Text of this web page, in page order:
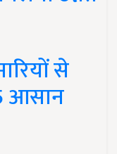
से
आसान